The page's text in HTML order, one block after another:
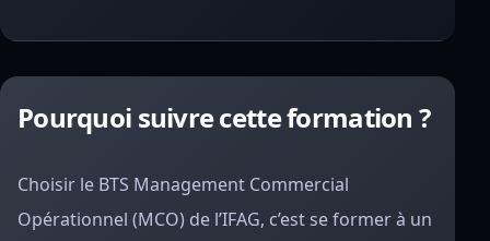
Pourquoi suivre cette formation ?
Choisir le BTS Management Commercial
Opérationnel (MCO) de l’IFAG, c’est se former à un